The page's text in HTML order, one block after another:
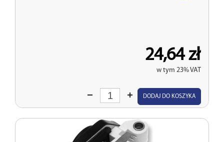
24,64 zł
w tym 23% VAT
Wprowadź
DODAJ DO KOSZYKA